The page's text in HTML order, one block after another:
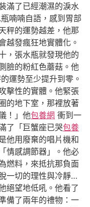
滿了已經潮濕的淚水
喃喃自語，感到胃部
秤的運勢越差，他那
越發瘋狂地實體化。
，張水瓶就發現他的
臉的粉紅色蘑菇。他
運勢至少提升到零。
擊性的實體。他緊張
的地下室，那裡放著
！」他包養網 衝到一
了「巨蟹座已哭包養
他用廢棄的唱片機和
情感調節器」。他必
燃料，來抵抗那負面
一切的理性與冷靜…
絕望地低吼。他看了
備了兩年的禮物：一